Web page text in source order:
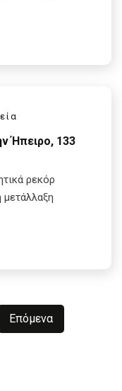
Ήπειρο, 133
ρεκόρ
Επόμενα